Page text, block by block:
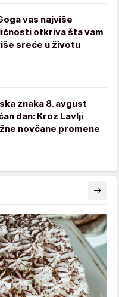
vas najviše
otkriva šta vam
sreće u životu
znaka 8. avgust
dan: Kroz Lavlji
novčane promene